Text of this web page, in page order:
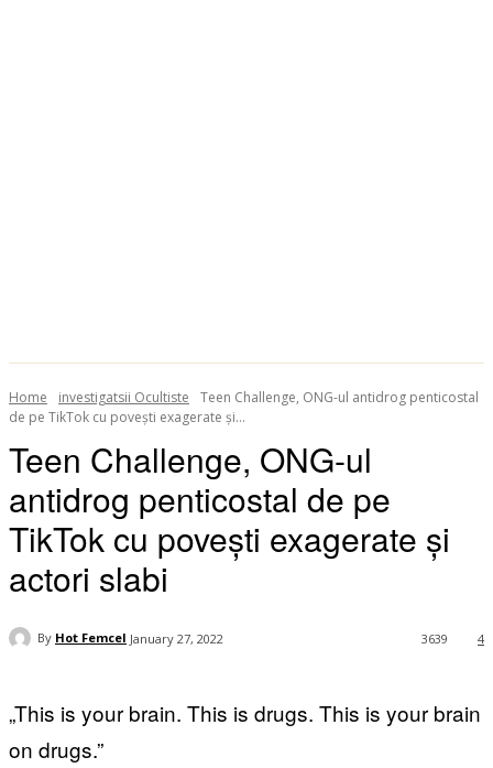
Home investigatsii Ocultiste
Teen Challenge, ONG-ul antidrog penticostal
de pe TikTok cu povești exagerate și...
Teen Challenge, ONG-ul
antidrog penticostal de pe
TikTok cu povești exagerate și
actori slabi
By Hot Femcel January 27, 2022 4
3639
„This is your brain. This is drugs. This is your brain
on drugs.”